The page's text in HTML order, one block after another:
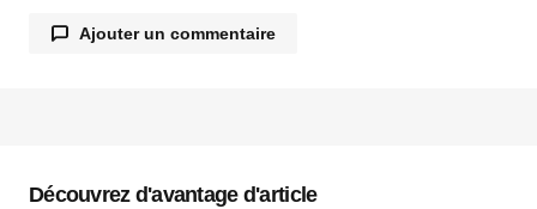
Ajouter un commentaire
Découvrez d'avantage d'article